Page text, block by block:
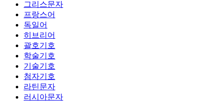
그리스문자
프랑스어
독일어
히브리어
괄호기호
학술기호
기술기호
첨자기호
라틴문자
러시아문자